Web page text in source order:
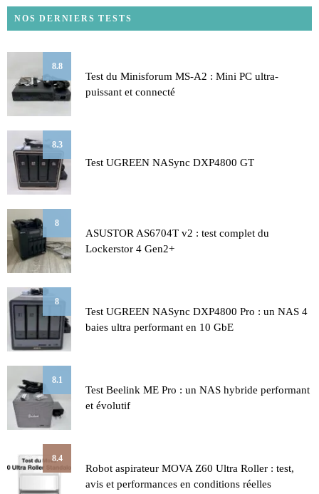
NOS DERNIERS TESTS
8.8
Test du Minisforum MS-A2 : Mini PC ultra-
puissant et connecté
8.3
Test UGREEN NASync DXP4800 GT
8
ASUSTOR AS6704T v2 : test complet du
Lockerstor 4 Gen2+
8
Test UGREEN NASync DXP4800 Pro : un NAS 4
baies ultra performant en 10 GbE
8.1
Test Beelink ME Pro : un NAS hybride performant
et évolutif
8.4
Robot aspirateur MOVA Z60 Ultra Roller : test,
avis et performances en conditions réelles